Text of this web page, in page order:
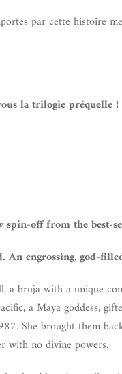
par cette histoire
la trilogie préquelle !
spin-off from the best-
engrossing, god-
a bruja with a unique
a Maya goddess,
She brought them
with no divine powers.